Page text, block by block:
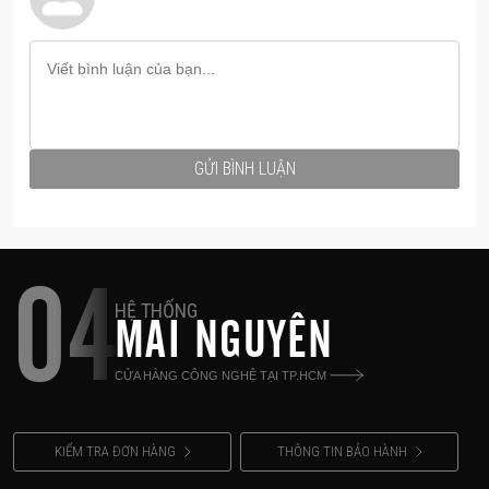
cần mang theo nhiều adapter khác nhau.
thông minh tích hợp AI.
- Trạng thái hoạt động của thiết bị
- Cảnh báo điện áp và thông báo hệ thống
Công nghệ GaN7 tiên tiến – Hiệu suất cao, mát
mẻ và nhỏ gọn
ưu hiệu suất sạc nhưng vẫn duy trì được thiết kế
GỬI BÌNH LUẬN
04HỆ THỐNG
MAI NGUYÊN
CỬA HÀNG CÔNG NGHỆ TẠI TP.HCM
KIỂM TRA ĐƠN HÀNG THÔNG TIN BẢO HÀNH